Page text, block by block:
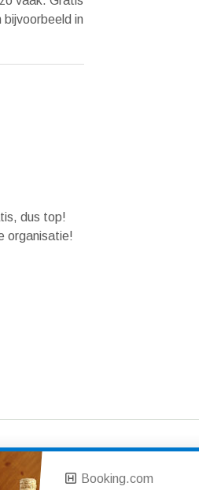
in
dus top!
organisatie!
Booking.com